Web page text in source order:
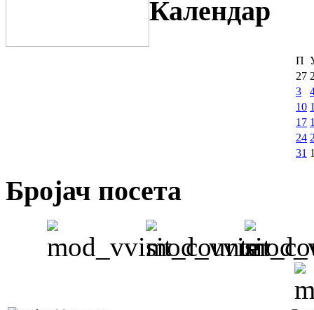
Календар
П
27
3
10
17
24
31
Бројач посета